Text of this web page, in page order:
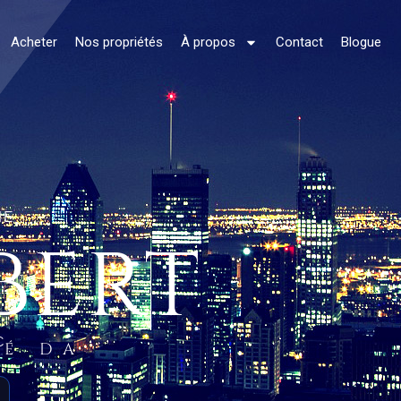
Acheter Nos propriétés À propos Contact Blogue
DA